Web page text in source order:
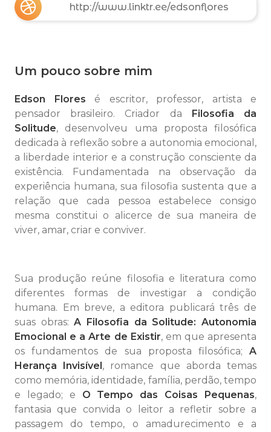
http://www.linktr.ee/edsonflores
Um pouco sobre mim
Edson Flores é escritor, professor, artista e
pensador brasileiro. Criador da Filosofia da
Solitude, desenvolveu uma proposta filosófica
dedicada à reflexão sobre a autonomia emocional,
a liberdade interior e a construção consciente da
existência. Fundamentada na observação da
experiência humana, sua filosofia sustenta que a
relação que cada pessoa estabelece consigo
mesma constitui o alicerce de sua maneira de
viver, amar, criar e conviver.
Sua produção reúne filosofia e literatura como
diferentes formas de investigar a condição
humana. Em breve, a editora publicará três de
suas obras:A Filosofia da Solitude: Autonomia
Emocional e a Arte de Existir, em que apresenta
os fundamentos de sua proposta filosófica; A
Herança Invisível, romance que aborda temas
como memória, identidade, família, perdão, tempo
e legado; e O Tempo das Coisas Pequenas,
fantasia que convida o leitor a refletir sobre a
passagem do tempo, o amadurecimento e a